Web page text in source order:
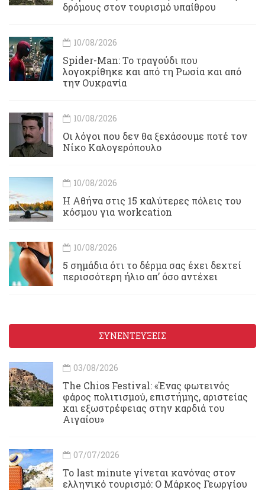
δρόμους στον τουρισμό υπαίθρου
10/08/2026
Spider-Man: Το τραγούδι που
λογοκρίθηκε και από τη Ρωσία και από
την Ουκρανία
10/08/2026
Οι λόγοι που δεν θα ξεχάσουμε ποτέ τον
Νίκο Καλογερόπουλο
10/08/2026
Η Αθήνα στις 15 καλύτερες πόλεις του
κόσμου για workcation
10/08/2026
5 σημάδια ότι το δέρμα σας έχει δεχτεί
περισσότερη ήλιο απ’ όσο αντέχει
ΣΥΝΕΝΤΕΥΞΕΙΣ
03/08/2026
Τhe Chios Festival: «Ένας φωτεινός
φάρος πολιτισμού, επιστήμης, αριστείας
και εξωστρέφειας στην καρδιά του
Αιγαίου»
07/07/2026
Το last minute γίνεται κανόνας στον
ελληνικό τουρισμό: Ο Μάρκος Γεωργίου